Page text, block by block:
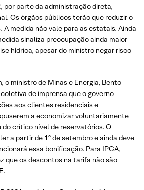
por parte da administração direta,
Os órgãos públicos terão que reduzir o
A medida não vale para as estatais. Ainda
sinaliza preocupação ainda maior
hídrica, apesar do ministro negar risco
o ministro de Minas e Energia, Bento
de imprensa que o governo
aos clientes residenciais e
a economizar voluntariamente
crítico nível de reservatórios. O
a partir de 1º de setembro e ainda deve
essa bonificação. Para IPCA,
que os descontos na tarifa não são